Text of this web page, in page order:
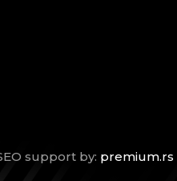
support by: premium.rs